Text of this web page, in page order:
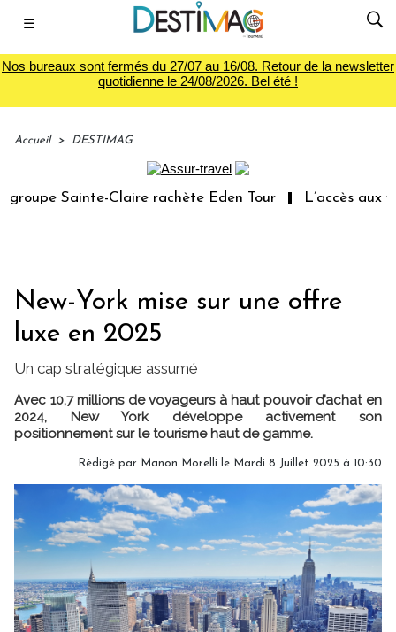
☰
Nos bureaux sont fermés du 27/07 au 16/08. Retour de la newsletter
quotidienne le 24/08/2026. Bel été !
Accueil > DESTIMAG
Sainte-Claire rachète Eden Tour L’accès aux
New-York mise sur une offre
luxe en 2025
Un cap stratégique assumé
Avec 10,7 millions de voyageurs à haut pouvoir d’achat en
2024, New York développe activement son
positionnement sur le tourisme haut de gamme.
Rédigé par Manon Morelli le Mardi 8 Juillet 2025 à 10:30